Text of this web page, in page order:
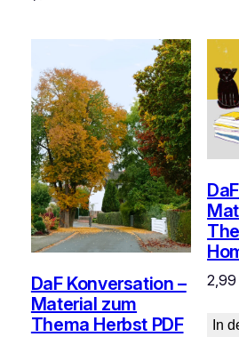
DaF Konversation –
Material zum
Thema Herbst PDF
In